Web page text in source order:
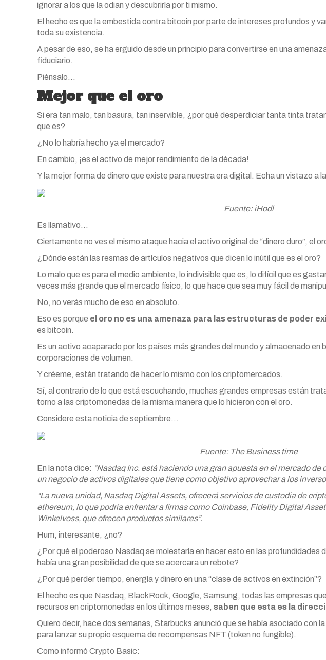
ignorar a los que la odian y descubrirla por ti mismo.
El hecho es que la embestida contra bitcoin por parte de intereses profundos y
toda su existencia.
A pesar de eso, se ha erguido desde un principio para convertirse en una
fiduciario.
Piénsalo…
Mejor que el oro
Si era tan malo, tan basura, tan inservible, ¿por qué desperdiciar tanta tinta
que es?
¿No lo habría hecho ya el mercado?
En cambio, ¡es el activo de mejor rendimiento de la década!
Y la mejor forma de dinero que existe para nuestra era digital. Echa un vistazo a
Fuente: iHodl
Es llamativo…
Ciertamente no ves el mismo ataque hacia el activo original de “dinero duro”, el
¿Dónde están las resmas de artículos negativos que dicen lo inútil que es el oro?
Lo malo que es para el medio ambiente, lo indivisible que es, lo difícil que es
veces más grande que el mercado físico, lo que hace que sea muy fácil de
No, no verás mucho de eso en absoluto.
Eso es porque el oro no es una amenaza para las estructuras de poder
es bitcoin.
Es un activo acaparado por los países más grandes del mundo y almacenado
corporaciones de volumen.
Y créeme, están tratando de hacer lo mismo con los criptomercados.
Sí, al contrario de lo que está escuchando, muchas grandes empresas están
torno a las criptomonedas de la misma manera que lo hicieron con el oro.
Considere esta noticia de septiembre…
Fuente: The Business time
En la nota dice: “Nasdaq Inc. está haciendo una gran apuesta en el mercado
un negocio de activos digitales que tiene como objetivo aprovechar a los
“La nueva unidad, Nasdaq Digital Assets, ofrecerá servicios de custodia de
ethereum, lo que podría enfrentar a firmas como Coinbase, Fidelity Digital
Winkelvoss, que ofrecen productos similares”.
Hum, interesante, ¿no?
¿Por qué el poderoso Nasdaq se molestaría en hacer esto en las profundidades
había una gran posibilidad de que se acercara un rebote?
¿Por qué perder tiempo, energía y dinero en una “clase de activos en extinción”?
El hecho es que Nasdaq, BlackRock, Google, Samsung, todas las empresas
recursos en criptomonedas en los últimos meses, saben que esta es la
Quiero decir, hace dos semanas, Starbucks anunció que se había asociado con
para lanzar su propio esquema de recompensas NFT (token no fungible).
Como informó Crypto Basic: